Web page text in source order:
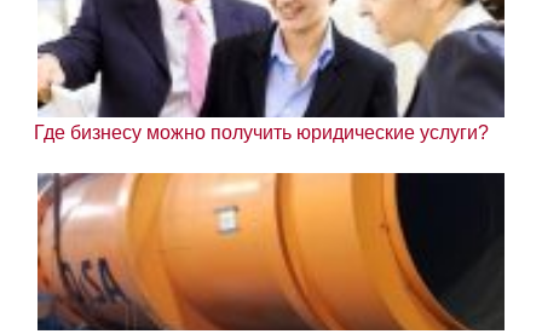
Где бизнесу можно получить юридические услуги?